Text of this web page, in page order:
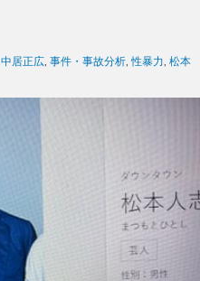
中居正広 事件・事故分析 ,性暴力 松本